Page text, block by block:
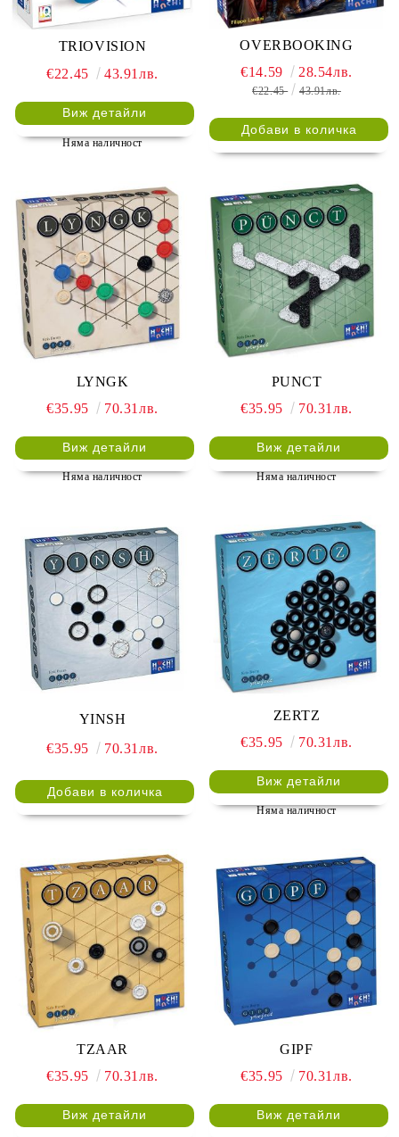
TRIOVISION
€22.45
43.91лв.
Виж детайли
Няма наличност
OVERBOOKING
€14.59 28.54лв.
€22.45 43.91лв.
LYNGK
€35.95
70.31лв.
Виж детайли
Няма наличност
PUNCT
€35.95
70.31лв.
Виж детайли
Няма наличност
YINSH
€35.95
70.31лв.
ZERTZ
€35.95
70.31лв.
Виж детайли
Няма наличност
TZAAR
€35.95
70.31лв.
Виж детайли
GIPF
€35.95
70.31лв.
Виж детайли